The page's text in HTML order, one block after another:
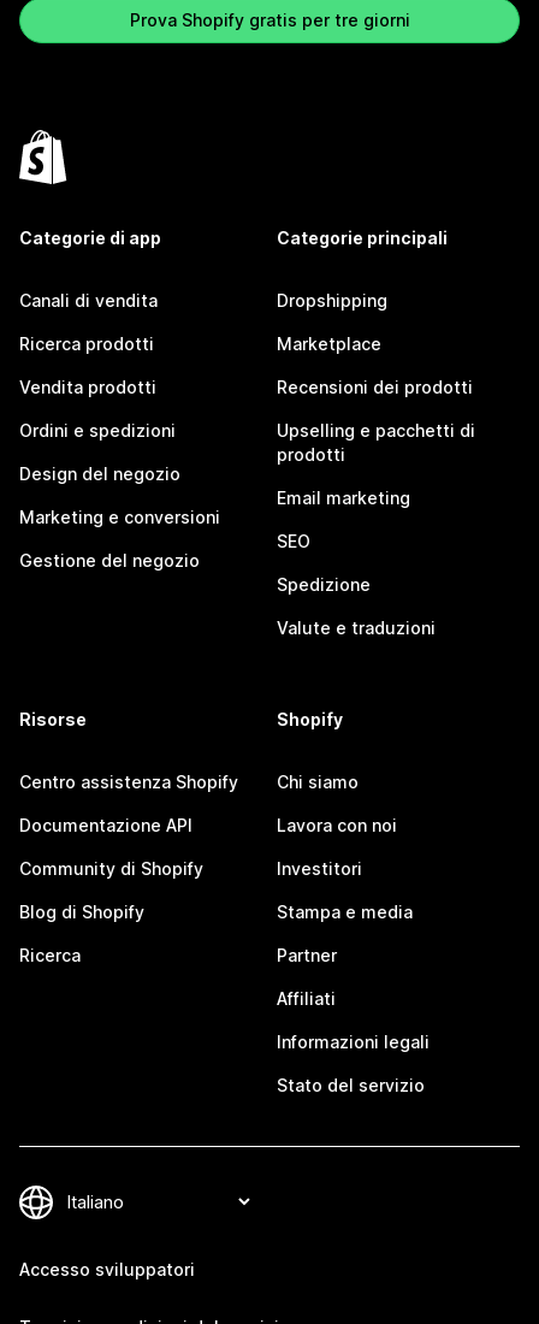
Prova Shopify gratis per tre giorni
Categorie di app
Canali di vendita
Ricerca prodotti
Vendita prodotti
Ordini e spedizioni
Design del negozio
Marketing e conversioni
Gestione del negozio
Categorie principali
Dropshipping
Marketplace
Recensioni dei prodotti
Upselling e pacchetti di
prodotti
Email marketing
SEO
Spedizione
Valute e traduzioni
Risorse
Centro assistenza Shopify
Documentazione API
Community di Shopify
Blog di Shopify
Ricerca
Shopify
Chi siamo
Lavora con noi
Investitori
Stampa e media
Partner
Affiliati
Informazioni legali
Stato del servizio
Accesso sviluppatori